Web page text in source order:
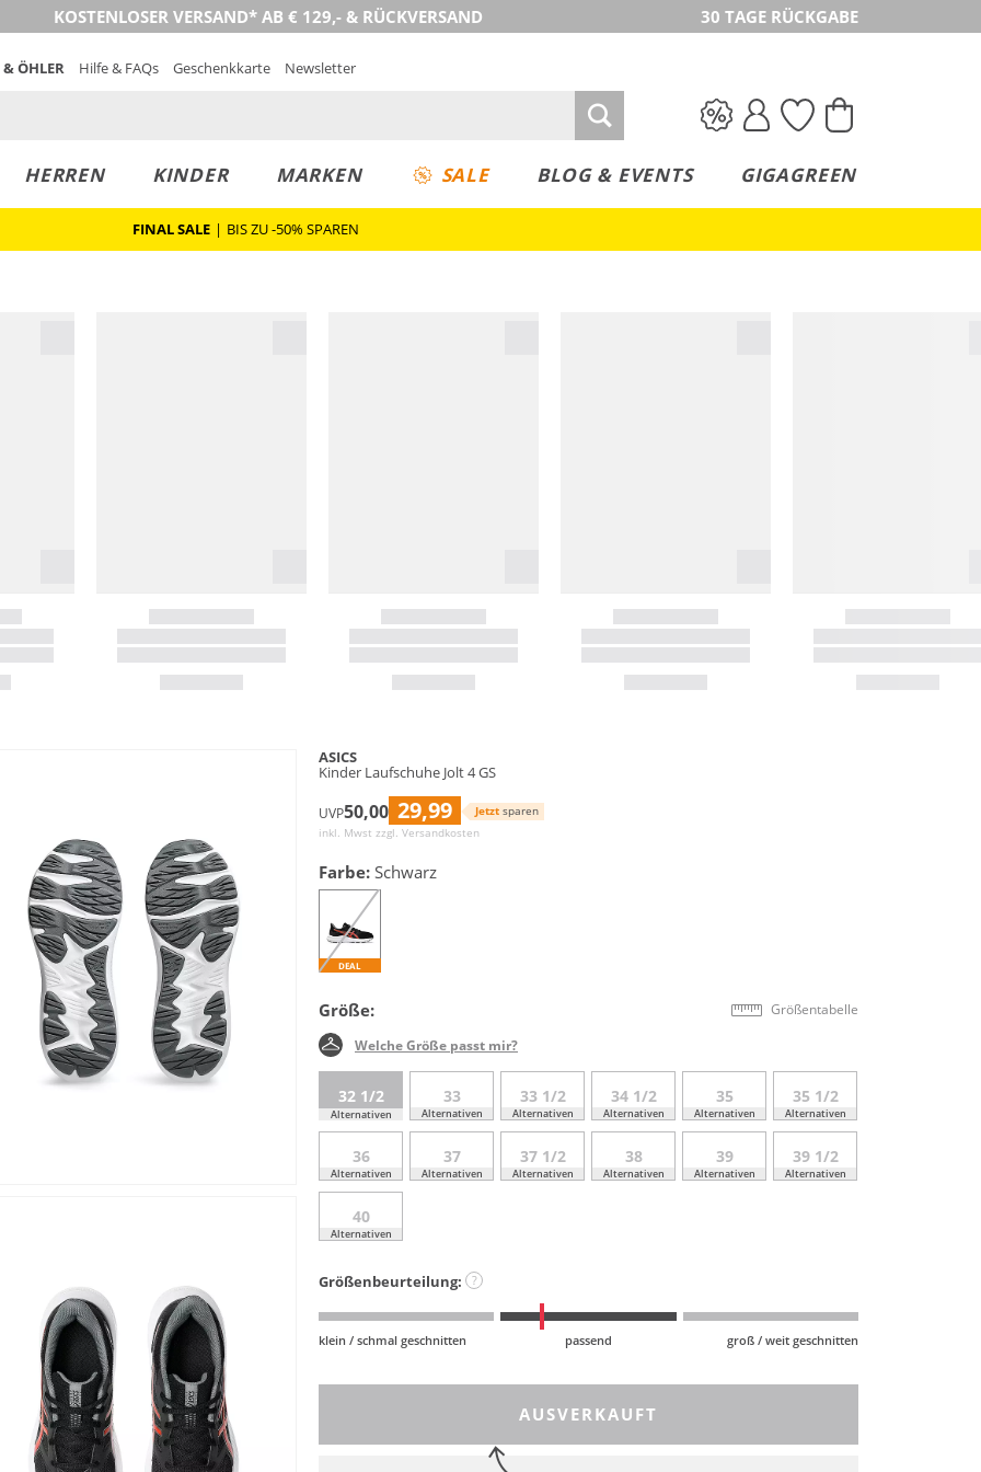
KOSTENLOSER VERSAND* AB € 129,- & RÜCKVERSAND 30 TAGE RÜCKGABE
ÖHLER Hilfe & FAQs Geschenkkarte Newsletter
HERREN KINDER MARKEN SALE BLOG & EVENTS GIGAGREEN
FINAL SALE | BIS ZU -50% SPAREN
ASICS
Kinder Laufschuhe Jolt 4 GS
UVP50,00 29,99 Jetzt sparen
inkl. Mwst zzgl. Versandkosten
Farbe: Schwarz
DEAL
Größe: Größentabelle
Welche Größe passt mir?
32 1/2
Alternativen
33
Alternativen
33 1/2
Alternativen
34 1/2
Alternativen
35
Alternativen
35 1/2
Alternativen
36
Alternativen
37
Alternativen
37 1/2
Alternativen
38
Alternativen
39
Alternativen
39 1/2
Alternativen
40
Alternativen
Größenbeurteilung: ?
klein / schmal geschnitten passend groß / weit geschnitten
AUSVERKAUFT